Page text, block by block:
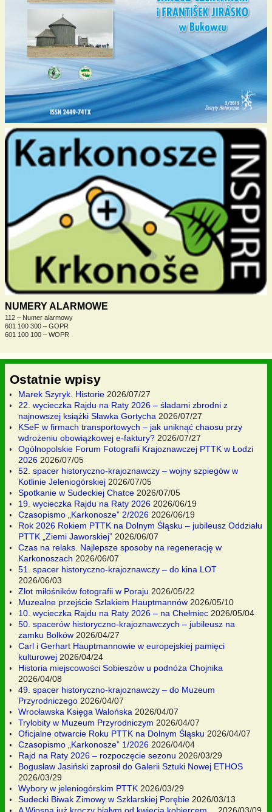
NUMERY ALARMOWE
112 – Numer alarmowy
601 100 300 – GOPR
601 100 100 – WOPR
Ostatnie wpisy
Marek Szyryk. Historie 2026/07/27
22. wycieczka Rajdu na Raty 2026 – śladami zbrodni z
najnowszej książki Sławka Gortycha 2026/07/27
KSeF w firmach transportowych – jak uniknąć chaosu przy
wdrożeniu obowiązkowej e-faktury? 2026/07/27
Ogólnopolskie Forum Fotografii Krajoznawczej PTTK w Łodzi
2026 2026/07/05
52. spacer historyczno-krajoznawczy – wojny szpiegów w
Kotlinie Jeleniogórskiej 2026/07/05
Spotkanie w Sudeckiej Chatce 2026/07/05
19. wycieczka Rajdu na Raty 2026 2026/06/19
Czasopismo „Karkonosze” 2/2026 2026/06/19
Rok 2026 Rokiem PTTK na Dolnym Śląsku – jubileusz Oddziału
PTTK „Ziemi Jaworskiej” 2026/06/07
Czas na relaks. Najlepsze sposoby na regenerację w
Karkonoszach 2026/06/07
51. spacer historyczno-krajoznawczy – do kina LOT
2026/06/03
Zlot miłośników fotografii w Poraju 2026/05/22
Muzealne przejście Szlakiem Hauptmannów 2026/05/10
10. wycieczka Rajdu na Raty 2026 – na Chełmiec 2026/05/04
50. spacerów historyczno-krajoznawczych – jubileusz na
zamku Bolków 2026/04/27
Carl i Gerhart Hauptmannowie w europejskiej pamięci
kulturowej 2026/04/24
Historia miejscowości Sobieszów u podnóża Chojnika
2026/04/08
49. spacer historyczno-krajoznawczy – do Muzeum
Przyrodniczego 2026/04/07
Wrocławska Księga Walońska 2026/04/07
Trylobity w Muzeum Przyrodniczym 2026/04/07
Oficjalne otwarcie Roku PTTK na Dolnym Śląsku 2026/04/07
Czasopismo „Karkonosze” 1/2026 2026/04/04
Rajd na Raty 2026 – rozpoczęcie sezonu 2026/03/29
Bogusław Jasiński zaprosił do Galerii Sztuki Nowej ETHOS
2026/03/29
Wybory w jeleniogórskim PTTK 2026/03/29
Sudecki Biwak Zimowy w Szklarskiej Porębie 2026/03/13